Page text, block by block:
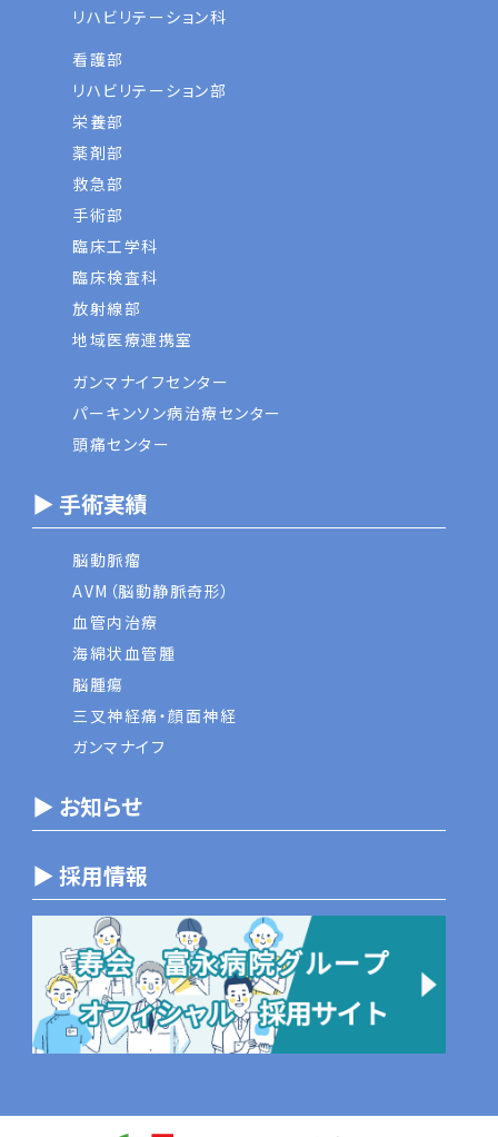
リハビリテーション科
看護部
リハビリテーション部
栄養部
薬剤部
救急部
手術部
臨床工学科
臨床検査科
放射線部
地域医療連携室
ガンマナイフセンター
パーキンソン病治療センター
頭痛センター
▶ 手術実績
脳動脈瘤
AVM（脳動静脈奇形）
血管内治療
海綿状血管腫
脳腫瘍
三叉神経痛・顔面神経
ガンマナイフ
▶ お知らせ
▶ 採用情報